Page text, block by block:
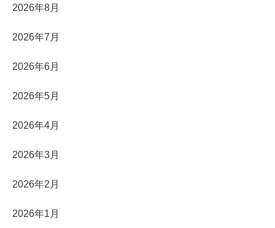
2026年8月
2026年7月
2026年6月
2026年5月
2026年4月
2026年3月
2026年2月
2026年1月